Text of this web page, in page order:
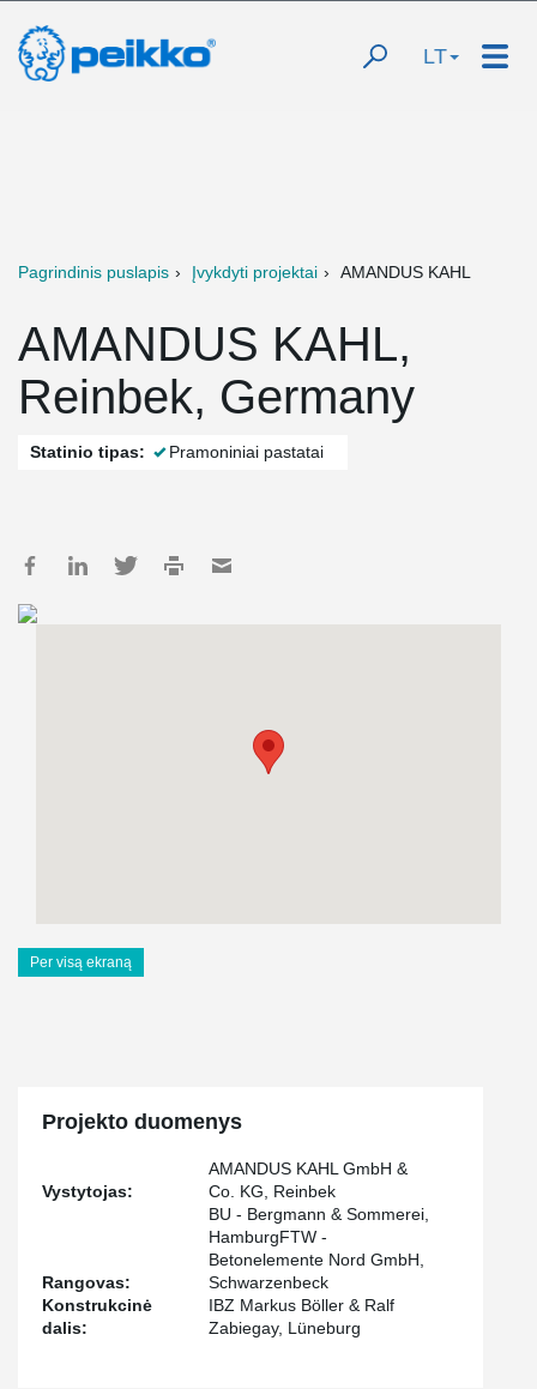
LT
Pagrindinis puslapis Įvykdyti projektai AMANDUS KAHL
AMANDUS KAHL,
Reinbek, Germany
Statinio tipas: Pramoniniai pastatai
Per visą ekraną
Projekto duomenys
Vystytojas:
AMANDUS KAHL GmbH &
Co. KG, Reinbek
Rangovas:
BU - Bergmann & Sommerei,
HamburgFTW -
Betonelemente Nord GmbH,
Schwarzenbeck
Konstrukcinė
dalis:
IBZ Markus Böller & Ralf
Zabiegay, Lüneburg